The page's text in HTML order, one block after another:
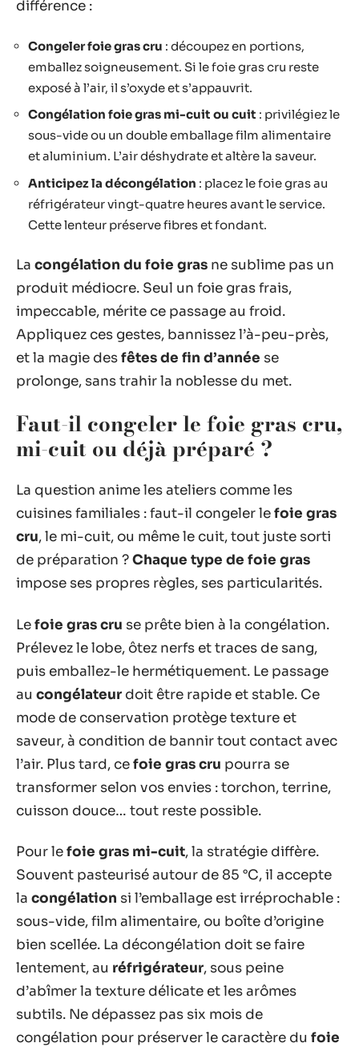
différence :
Congeler foie gras cru : découpez en portions,
emballez soigneusement. Si le foie gras cru reste
exposé à l’air, il s’oxyde et s’appauvrit.
Congélation foie gras mi-cuit ou cuit : privilégiez le
sous-vide ou un double emballage film alimentaire
et aluminium. L’air déshydrate et altère la saveur.
Anticipez la décongélation : placez le foie gras au
réfrigérateur vingt-quatre heures avant le service.
Cette lenteur préserve fibres et fondant.
La congélation du foie gras ne sublime pas un
produit médiocre. Seul un foie gras frais,
impeccable, mérite ce passage au froid.
Appliquez ces gestes, bannissez l’à-peu-près,
et la magie desfêtes de fin d’année se
prolonge, sans trahir la noblesse du met.
Faut-il congeler le foie gras cru,
mi-cuit ou déjà préparé ?
La question anime les ateliers comme les
cuisines familiales : faut-il congeler lefoie gras
cru, le mi-cuit, ou même le cuit, tout juste sorti
de préparation ?Chaque type de foie gras
impose ses propres règles, ses particularités.
Lefoie gras cru se prête bien à la congélation.
Prélevez le lobe, ôtez nerfs et traces de sang,
puis emballez-le hermétiquement. Le passage
au congélateur doit être rapide et stable. Ce
mode de conservation protège texture et
saveur, à condition de bannir tout contact avec
l’air. Plus tard, cefoie gras cru pourra se
transformer selon vos envies : torchon, terrine,
cuisson douce… tout reste possible.
Pour lefoie gras mi-cuit, la stratégie diffère.
Souvent pasteurisé autour de 85 °C, il accepte
la congélation si l’emballage est irréprochable :
sous-vide, film alimentaire, ou boîte d’origine
bien scellée. La décongélation doit se faire
lentement, au réfrigérateur, sous peine
d’abîmer la texture délicate et les arômes
subtils. Ne dépassez pas six mois de
congélation pour préserver le caractère du foie